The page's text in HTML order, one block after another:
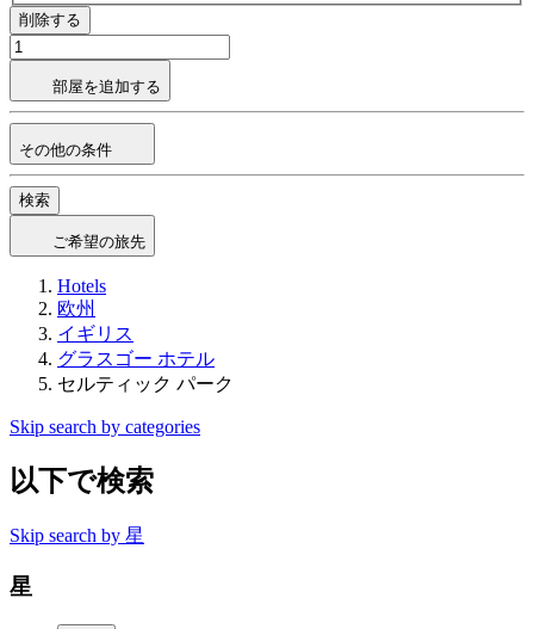
削除する
部屋を追加する
その他の条件
検索
ご希望の旅先
Hotels
欧州
イギリス
グラスゴー ホテル
セルティック パーク
Skip search by categories
以下で検索
Skip search by 星
星